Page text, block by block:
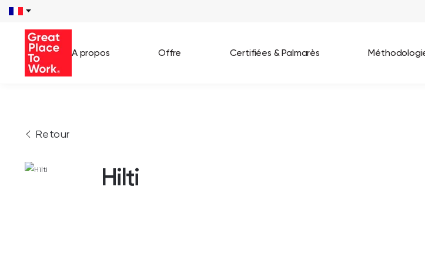
A propos Offre Certifiées & Palmarès
Retour
Hilti